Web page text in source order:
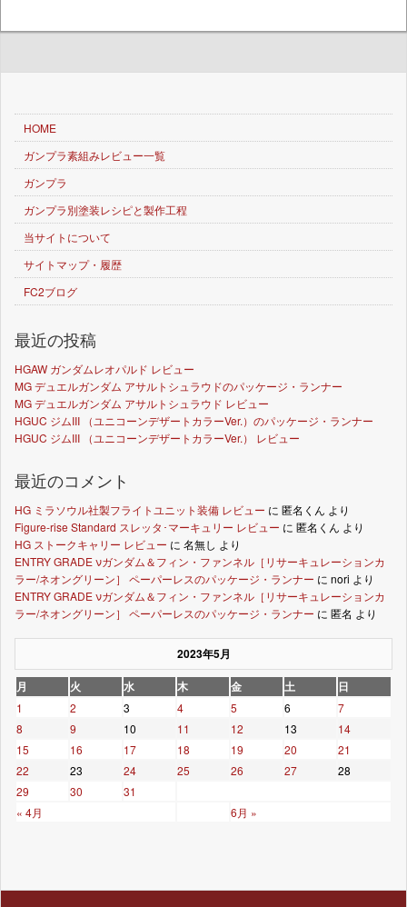
HOME
ガンプラ素組みレビュー一覧
ガンプラ
ガンプラ別塗装レシピと製作工程
当サイトについて
サイトマップ・履歴
FC2ブログ
最近の投稿
HGAW ガンダムレオパルド レビュー
MG デュエルガンダム アサルトシュラウドのパッケージ・ランナー
MG デュエルガンダム アサルトシュラウド レビュー
HGUC ジムIII （ユニコーンデザートカラーVer.）のパッケージ・ランナー
HGUC ジムIII （ユニコーンデザートカラーVer.） レビュー
最近のコメント
HG ミラソウル社製フライトユニット装備 レビュー に 匿名くん より
Figure-rise Standard スレッタ･マーキュリー レビュー に 匿名くん より
HG ストークキャリー レビュー に 名無し より
ENTRY GRADE νガンダム＆フィン・ファンネル［リサーキュレーションカ
ラー/ネオングリーン］ ペーパーレスのパッケージ・ランナー に nori より
ENTRY GRADE νガンダム＆フィン・ファンネル［リサーキュレーションカ
ラー/ネオングリーン］ ペーパーレスのパッケージ・ランナー に 匿名 より
2023年5月
月
火 水 木 金 土 日
« 4月 6月 »
1 2 3 4 5 6
7
8
9 10 11 12 13
14
15
16 17 18 19 20
21
22
23 24 25 26 27
28
29
30 31